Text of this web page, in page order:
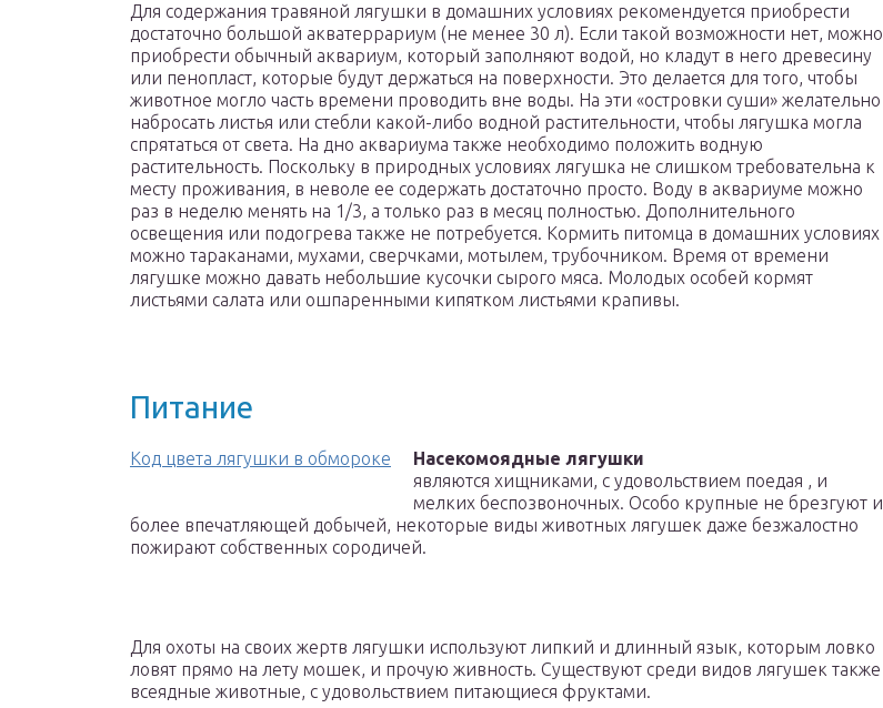
Для содержания травяной лягушки в домашних условиях рекомендуется приобрести
достаточно большой акватеррариум (не менее 30 л). Если такой возможности нет, можно
приобрести обычный аквариум, который заполняют водой, но кладут в него древесину
или пенопласт, которые будут держаться на поверхности. Это делается для того, чтобы
животное могло часть времени проводить вне воды. На эти «островки суши» желательно
набросать листья или стебли какой-либо водной растительности, чтобы лягушка могла
спрятаться от света. На дно аквариума также необходимо положить водную
растительность. Поскольку в природных условиях лягушка не слишком требовательна к
месту проживания, в неволе ее содержать достаточно просто. Воду в аквариуме можно
раз в неделю менять на 1/3, а только раз в месяц полностью. Дополнительного
освещения или подогрева также не потребуется. Кормить питомца в домашних условиях
можно тараканами, мухами, сверчками, мотылем, трубочником. Время от времени
лягушке можно давать небольшие кусочки сырого мяса. Молодых особей кормят
листьями салата или ошпаренными кипятком листьями крапивы.
Питание
Код цвета лягушки в обмороке
Насекомоядные лягушки
являются хищниками, с удовольствием поедая , и
мелких беспозвоночных. Особо крупные не брезгуют и
более впечатляющей добычей, некоторые виды животных лягушек даже безжалостно
пожирают собственных сородичей.
Для охоты на своих жертв лягушки используют липкий и длинный язык, которым ловко
ловят прямо на лету мошек, и прочую живность. Существуют среди видов лягушек также
всеядные животные, с удовольствием питающиеся фруктами.